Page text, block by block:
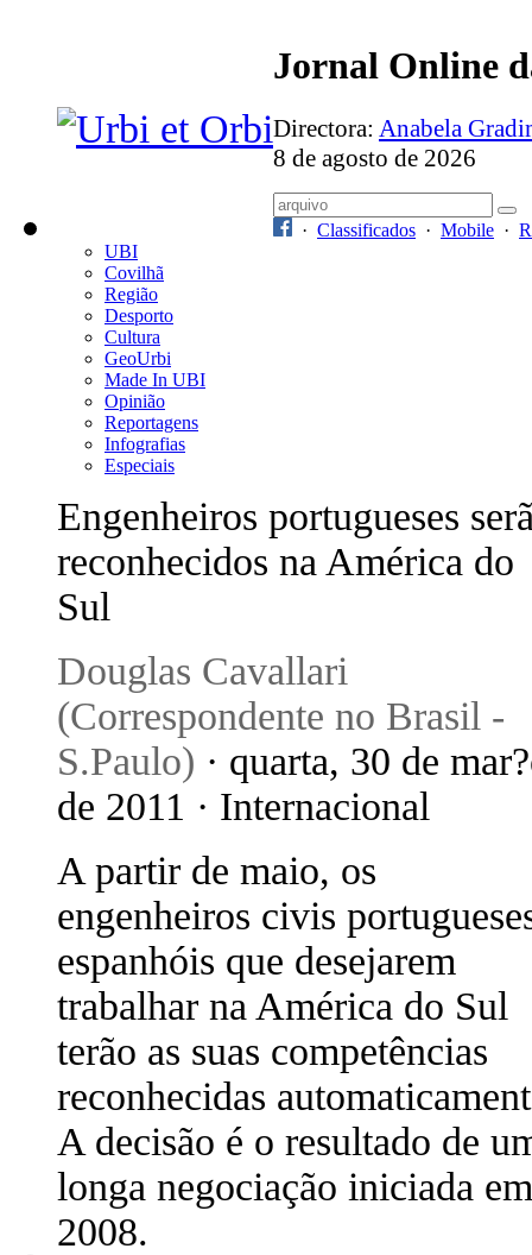
Jornal Online
Directora: Anabela
8 de agosto de 2026
· Classificados · Mobile ·
UBI
Covilhã
Região
Desporto
Cultura
GeoUrbi
Made In UBI
Opinião
Reportagens
Infografias
Especiais
Engenheiros portugueses
reconhecidos na América do
Sul
Douglas Cavallari
(Correspondente no Brasil -
S.Paulo) · quarta, 30 de
de 2011 · Internacional
A partir de maio, os
engenheiros civis
espanhóis que desejarem
trabalhar na América do Sul
terão as suas competências
reconhecidas
A decisão é o resultado de
longa negociação iniciada em
2008.